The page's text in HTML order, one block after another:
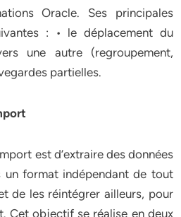
Oracle. Ses principales
: • le déplacement du
une autre (regroupement,
partielles.
est d’extraire des données
un format indépendant de tout
de les réintégrer ailleurs, pour
Cet objectif se réalise en deux